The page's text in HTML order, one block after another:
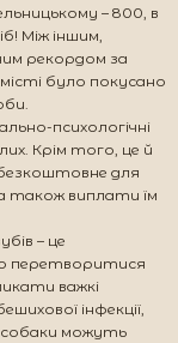
– 800, в
Між іншим,
рекордом за
було покусано
психологічні
Крім того, це й
для
також виплати їм
– це
перетворитися
важкі
інфекції,
собаки можуть